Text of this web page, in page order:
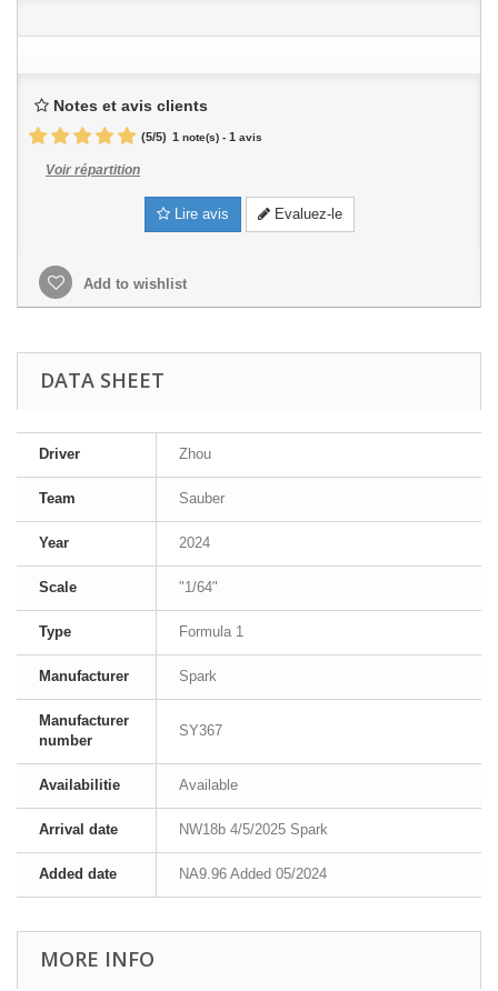
Notes et avis clients
(5/5) 1 note(s) - 1 avis
Voir répartition
Lire avis Evaluez-le
Add to wishlist
DATA SHEET
Driver Zhou
Team Sauber
Year 2024
Scale "1/64"
Type Formula 1
Manufacturer Spark
Manufacturer
number
SY367
Availabilitie Available
Arrival date NW18b 4/5/2025 Spark
Added date NA9.96 Added 05/2024
MORE INFO